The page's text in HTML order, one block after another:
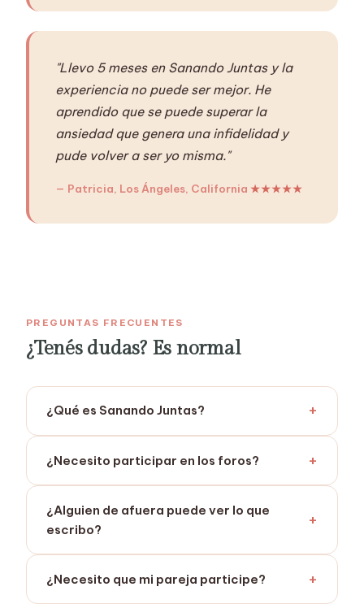
"Llevo 5 meses en Sanando Juntas y la
experiencia no puede ser mejor. He
aprendido que se puede superar la
ansiedad que genera una infidelidad y
pude volver a ser yo misma."
— Patricia, Los Ángeles, California ★★★★★
PREGUNTAS FRECUENTES
¿Tenés dudas? Es normal
¿Qué es Sanando Juntas?
¿Necesito participar en los foros?
¿Alguien de afuera puede ver lo que
escribo?
¿Necesito que mi pareja participe?